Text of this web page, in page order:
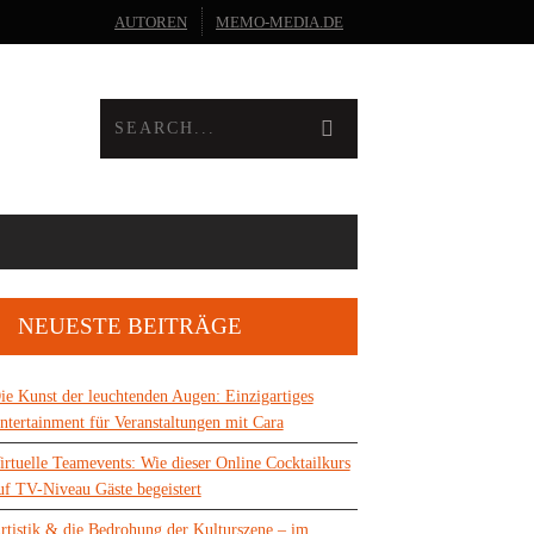
AUTOREN MEMO-MEDIA.DE
NEUESTE BEITRÄGE
Kunst der leuchtenden Augen: Einzigartiges
für Veranstaltungen mit Cara
Teamevents: Wie dieser Online Cocktailkurs
TV-Niveau Gäste begeistert
& die Bedrohung der Kulturszene – im